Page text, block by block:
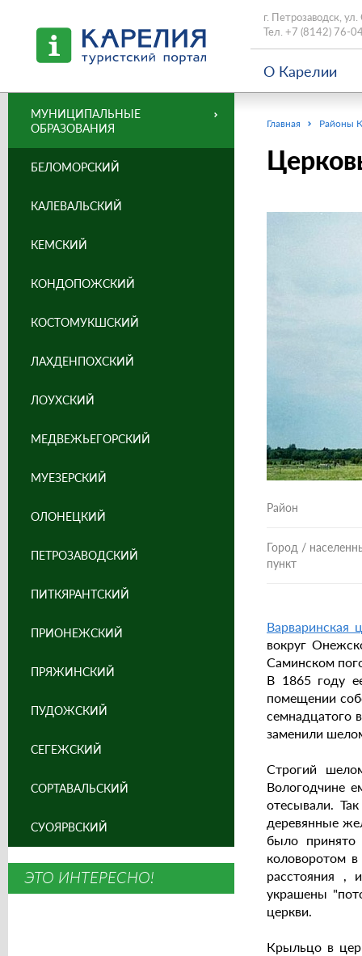
г. Петрозаводск,
Тел. +7 (8142) 76-
О Карелии
Главная Районы
Район
Город /
пункт
Варваринская
вокруг
Саминском
В 1865 году
помещении
семнадцатого
заменили
Cтрогий
Вологодчине
отесывали.
деревянные
было
коловоротом
расстояния ,
украшены
церкви.
Крыльцо в
МУНИЦИПАЛЬНЫЕ
ОБРАЗОВАНИЯ
БЕЛОМОРСКИЙ
КАЛЕВАЛЬСКИЙ
КЕМСКИЙ
КОНДОПОЖСКИЙ
КОСТОМУКШСКИЙ
ЛАХДЕНПОХСКИЙ
ЛОУХСКИЙ
МЕДВЕЖЬЕГОРСКИЙ
МУЕЗЕРСКИЙ
ОЛОНЕЦКИЙ
ПЕТРОЗАВОДСКИЙ
ПИТКЯРАНТСКИЙ
ПРИОНЕЖСКИЙ
ПРЯЖИНСКИЙ
ПУДОЖСКИЙ
СЕГЕЖСКИЙ
СОРТАВАЛЬСКИЙ
СУОЯРВСКИЙ
ЭТО ИНТЕРЕСНО!